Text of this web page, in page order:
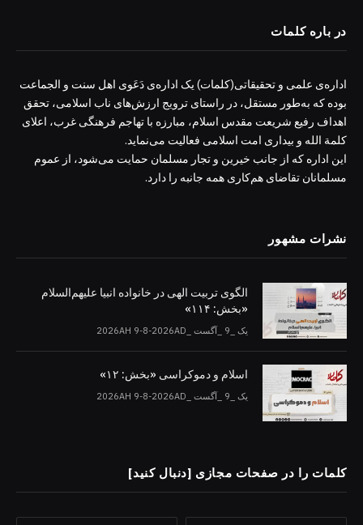
در باره کلمات
اداره‌ی علمی و تحقیقاتی(کلمات) یک اداره‌ی دَعَوی اهل سنت و الجماعت
بوده که به‌طور مستقل، در راستای ترویج ارزش‌های ناب اسلامی، تحقق
اهداف رفیع شریعت مقدس اسلام، مبارزه با تهاجم فرهنگی غرب، اعلای
کلمة الله و بیداری امت اسلامی فعالیت می‌نماید.
این اداره که از جانب خیرین و تجار مسلمان حمایت می‌شود، از عموم
مسلمانان تقاضای هم‌کاری همه جانبه را دارد.
نشرات مشهور
الگوی تربیت الهی در خانواده انبیا‌‌ علیهم‌السلام
«بخش: ۱۱۴»
یک _9 _آگست _2026AH 9-8-2026AD
اسلام و دموکراسی «بخش: ۱۲»
یک _9 _آگست _2026AH 9-8-2026AD
کلمات را در صفحات مجازی [دنبال کنید]